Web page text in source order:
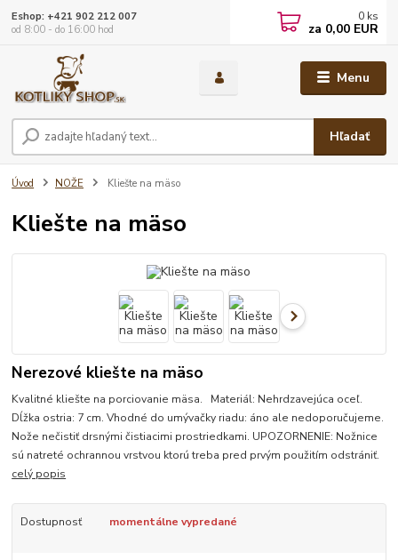
Menu
Hľadať
Eshop: +421 902 212 007
od 8:00 - do 16:00 hod
0 ks
za 0,00 EUR
Úvod NOŽE Kliešte na mäso
Kliešte na mäso
Nerezové kliešte na mäso
Kvalitné kliešte na porciovanie mäsa. Materiál: Nehrdzavejúca oceľ.
Dĺžka ostria: 7 cm. Vhodné do umývačky riadu: áno ale nedoporučujeme.
Nože nečistiť drsnými čistiacimi prostriedkami. UPOZORNENIE: Nožnice
sú natreté ochrannou vrstvou ktorú treba pred prvým použitím odstrániť.
celý popis
Dostupnosť momentálne vypredané